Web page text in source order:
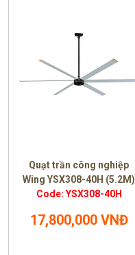
Quạt trần công nghiệp
Wing YSX308-40H (5.2M)
Code: YSX308-40H
17,800,000 VNĐ